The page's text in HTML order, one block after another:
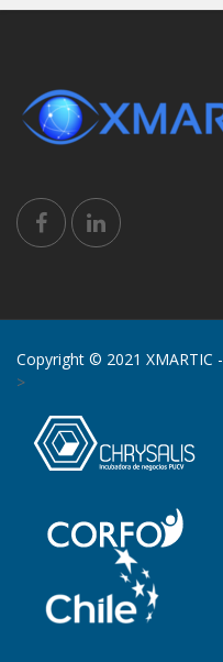
Copyright © 2021 XMARTIC -
>